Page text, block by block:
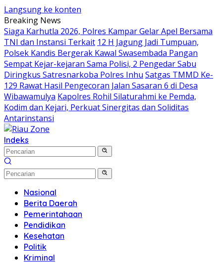
Langsung ke konten
Breaking News
Siaga Karhutla 2026, Polres Kampar Gelar Apel Bersama
TNI dan Instansi Terkait 12 H Jagung Jadi Tumpuan,
Polsek Kandis Bergerak Kawal Swasembada Pangan
Sempat Kejar-kejaran Sama Polisi, 2 Pengedar Sabu
Diringkus Satresnarkoba Polres Inhu Satgas TMMD Ke-
129 Rawat Hasil Pengecoran Jalan Sasaran 6 di Desa
Wibawamulya Kapolres Rohil Silaturahmi ke Pemda,
Kodim dan Kejari, Perkuat Sinergitas dan Soliditas
Antarinstansi
Indeks
Nasional
Berita Daerah
Pemerintahaan
Pendidikan
Kesehatan
Politik
Kriminal